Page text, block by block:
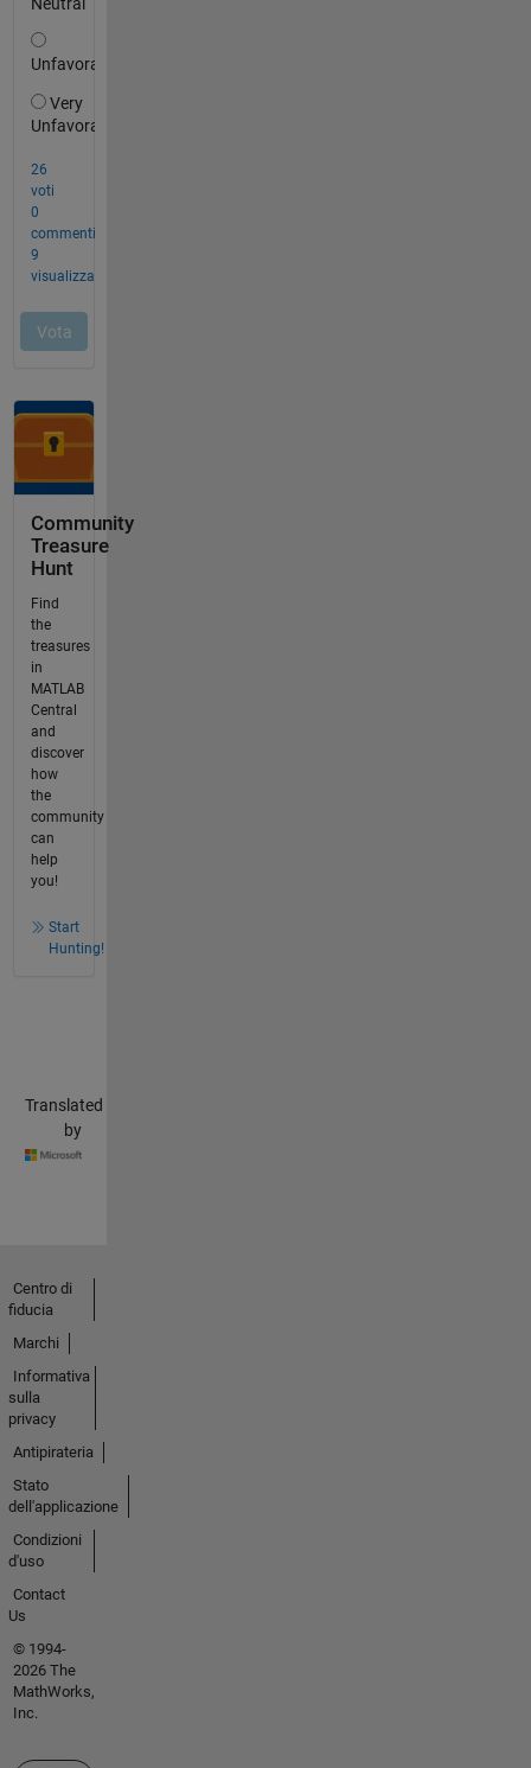
Community
Treasure
Hunt
Find
the
treasures
in
MATLAB
Central
and
discover
how
the
community
can
help
you!
Start
Hunting!
Translated
by
Centro di
fiducia
Marchi
Informativa
sulla
privacy
Antipirateria
Stato
dell'applicazione
Condizioni
d'uso
Contact
Us
© 1994-
2026 The
MathWorks,
Inc.